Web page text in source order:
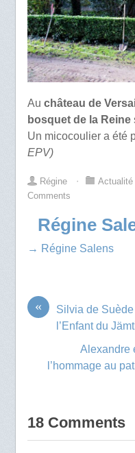
Au château de
bosquet de la Reine
Un micocoulier a été
EPV)
Régine ⋅ Actualité
Comments
Régine
→ Régine Salens
«
Silvia de
l’Enfant du
Alexandre
l’hommage au
18 Comments